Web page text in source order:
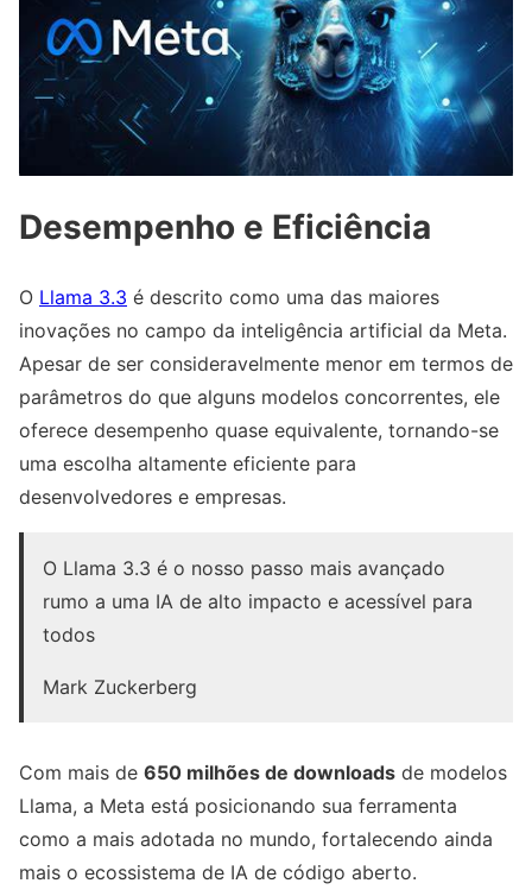
Desempenho e Eficiência
O Llama 3.3 é descrito como uma das maiores
inovações no campo da inteligência artificial da Meta.
Apesar de ser consideravelmente menor em termos de
parâmetros do que alguns modelos concorrentes, ele
oferece desempenho quase equivalente, tornando-se
uma escolha altamente eficiente para
desenvolvedores e empresas.
O Llama 3.3 é o nosso passo mais avançado
rumo a uma IA de alto impacto e acessível para
todos
Mark Zuckerberg
Com mais de 650 milhões de downloads de modelos
Llama, a Meta está posicionando sua ferramenta
como a mais adotada no mundo, fortalecendo ainda
mais o ecossistema de IA de código aberto.